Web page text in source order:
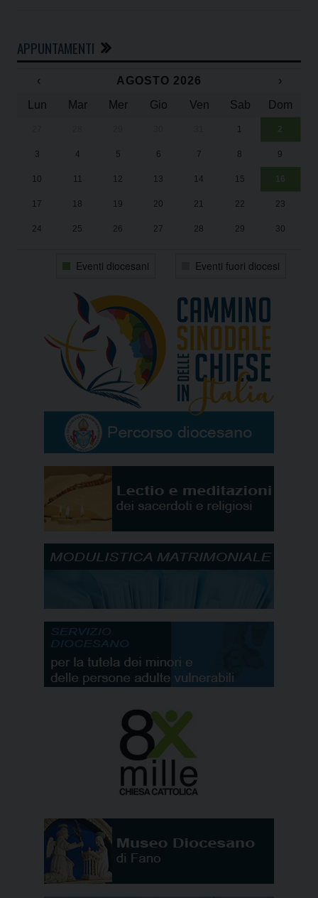
APPUNTAMENTI
‹ AGOSTO 2026
›
Lun
Mar Mer Gio Ven Sab Dom
1 2
3 4 5 6 7 8 9
10 11 12 13 14 15 16
17 18 19 20 21 22 23
24 25 26 27 28 29 30
Eventi diocesani Eventi fuori diocesi